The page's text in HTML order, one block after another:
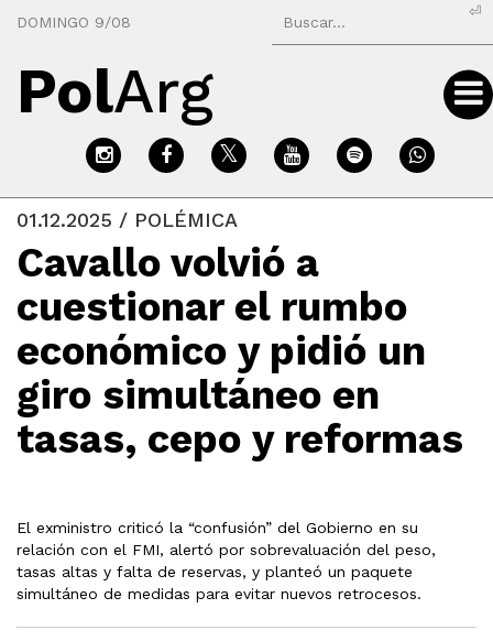
DOMINGO 9/08
⏎
PolArg
01.12.2025 / POLÉMICA
Cavallo volvió a
cuestionar el rumbo
económico y pidió un
giro simultáneo en
tasas, cepo y reformas
El exministro criticó la “confusión” del Gobierno en su
relación con el FMI, alertó por sobrevaluación del peso,
tasas altas y falta de reservas, y planteó un paquete
simultáneo de medidas para evitar nuevos retrocesos.